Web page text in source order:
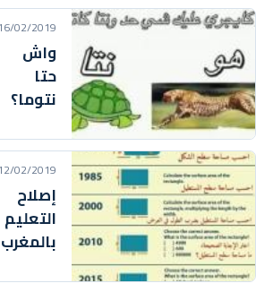
02/2019
واش
حتا
نتوما؟
02/2019
إصلاح
التعليم
بالمغرب